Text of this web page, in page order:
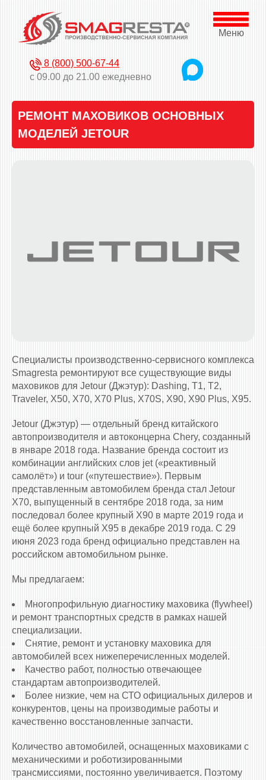
Меню
8 (800) 500-67-44
с 09.00 до 21.00 ежедневно
РЕМОНТ МАХОВИКОВ ОСНОВНЫХ
МОДЕЛЕЙ JETOUR
Специалисты производственно-сервисного комплекса
Smagresta ремонтируют все существующие виды
маховиков для Jetour (Джэтур): Dashing, T1, T2,
Traveler, X50, X70, X70 Plus, X70S, X90, X90 Plus, X95.
Jetour (Джэтур) — отдельный бренд китайского
автопроизводителя и автоконцерна Chery, созданный
в январе 2018 года. Название бренда состоит из
комбинации английских слов jet («реактивный
самолёт») и tour («путешествие»). Первым
представленным автомобилем бренда стал Jetour
X70, выпущенный в сентябре 2018 года, за ним
последовал более крупный X90 в марте 2019 года и
ещё более крупный X95 в декабре 2019 года. С 29
июня 2023 года бренд официально представлен на
российском автомобильном рынке.
Мы предлагаем:
Многопрофильную диагностику маховика (flywheel)
и ремонт транспортных средств в рамках нашей
специализации.
Снятие, ремонт и установку маховика для
автомобилей всех нижеперечисленных моделей.
Качество работ, полностью отвечающее
стандартам автопроизводителей.
Более низкие, чем на СТО официальных дилеров и
конкурентов, цены на производимые работы и
качественно восстановленные запчасти.
Количество автомобилей, оснащенных маховиками c
механическими и роботизированными
трансмиссиями, постоянно увеличивается. Поэтому